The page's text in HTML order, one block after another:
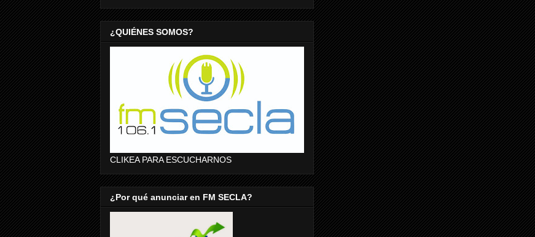
¿QUIÉNES SOMOS?
CLIKEA PARA ESCUCHARNOS
¿Por qué anunciar en FM SECLA?